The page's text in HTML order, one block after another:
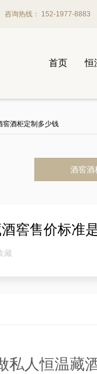
咨询热线： 152-1977-8883
首页 恒
窖酒柜定制多少钱
酒窖酒
窖售价标准
藏
私人恒温藏